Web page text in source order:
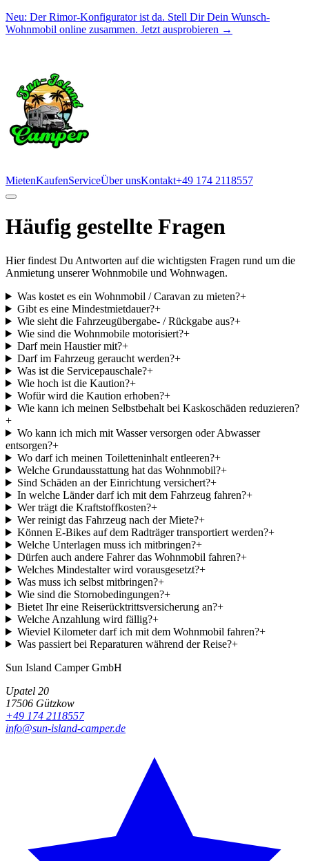
Neu: Der Rimor-Konfigurator ist da. Stell Dir Dein Wunsch-
Wohnmobil online zusammen. Jetzt ausprobieren →
MietenKaufenServiceÜber unsKontakt+49 174 2118557
Häufig gestellte Fragen
Hier findest Du Antworten auf die wichtigsten Fragen rund um die
Anmietung unserer Wohnmobile und Wohnwagen.
Was kostet es ein Wohnmobil / Caravan zu mieten?+
Gibt es eine Mindestmietdauer?+
Wie sieht die Fahrzeugübergabe- / Rückgabe aus?+
Wie sind die Wohnmobile motorisiert?+
Darf mein Haustier mit?+
Darf im Fahrzeug geraucht werden?+
Was ist die Servicepauschale?+
Wie hoch ist die Kaution?+
Wofür wird die Kaution erhoben?+
Wie kann ich meinen Selbstbehalt bei Kaskoschäden reduzieren?
+
Wo kann ich mich mit Wasser versorgen oder Abwasser
entsorgen?+
Wo darf ich meinen Toiletteninhalt entleeren?+
Welche Grundausstattung hat das Wohnmobil?+
Sind Schäden an der Einrichtung versichert?+
In welche Länder darf ich mit dem Fahrzeug fahren?+
Wer trägt die Kraftstoffkosten?+
Wer reinigt das Fahrzeug nach der Miete?+
Können E-Bikes auf dem Radträger transportiert werden?+
Welche Unterlagen muss ich mitbringen?+
Dürfen auch andere Fahrer das Wohnmobil fahren?+
Welches Mindestalter wird vorausgesetzt?+
Was muss ich selbst mitbringen?+
Wie sind die Stornobedingungen?+
Bietet Ihr eine Reiserücktrittsversicherung an?+
Welche Anzahlung wird fällig?+
Wieviel Kilometer darf ich mit dem Wohnmobil fahren?+
Was passiert bei Reparaturen während der Reise?+
Sun Island Camper GmbH
Upatel 20
17506 Gützkow
+49 174 2118557
info@sun-island-camper.de